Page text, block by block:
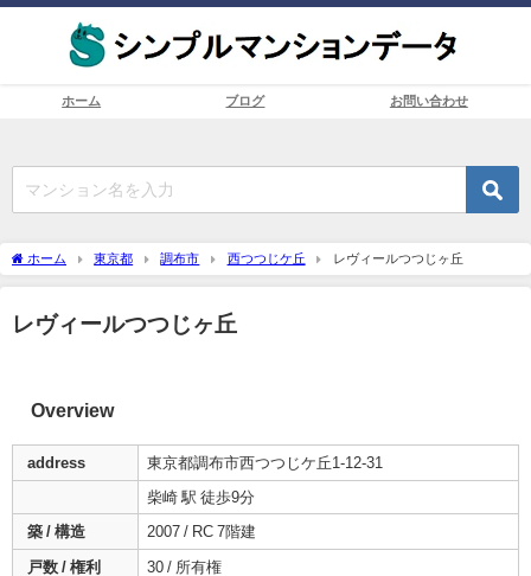
ホーム ブログ お問い合わせ
ホーム 東京都 調布市 西つつじケ丘 レヴィールつつじヶ丘
レヴィールつつじヶ丘
Overview
address 東京都調布市西つつじケ丘1-12-31
柴崎 駅 徒歩9分
築 / 構造 2007 / RC 7階建
戸数 / 権利 30 / 所有権